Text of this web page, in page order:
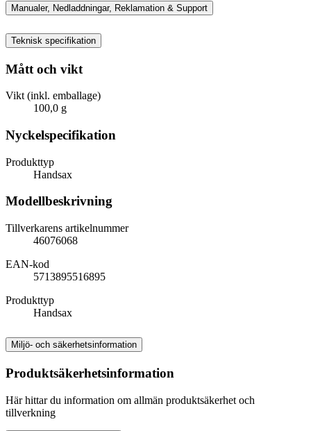
Manualer, Nedladdningar, Reklamation & Support
Teknisk specifikation
Mått och vikt
Vikt (inkl. emballage)
100,0 g
Nyckelspecifikation
Produkttyp
Handsax
Modellbeskrivning
Tillverkarens artikelnummer
46076068
EAN-kod
5713895516895
Produkttyp
Handsax
Miljö- och säkerhetsinformation
Produktsäkerhetsinformation
Här hittar du information om allmän produktsäkerhet och
tillverkning